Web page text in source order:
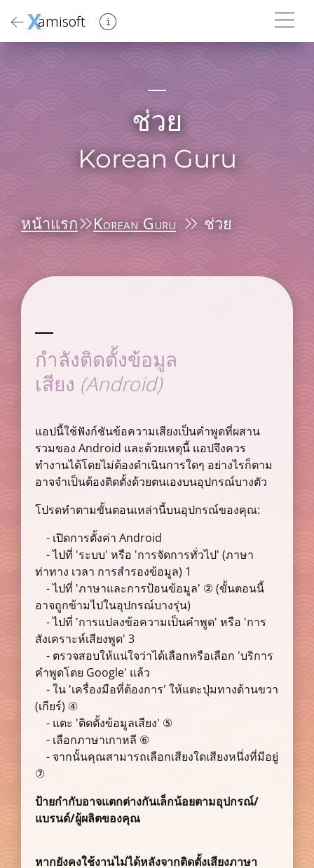
Xamisoft
ช่วย
Korean Guru
หน้าแรก Korean Guru ช่วย
กำลังติดตั้งข้อมูล
เสียง (Android)
แอปนี้ใช้ฟังก์ชันข้อความเสียงเป็นคำพูดที่ผสาน
รวมของ Android และด้วยเหตุนี้ แอปจึงควร
ทำงานได้โดยไม่ต้องดำเนินการใดๆ อย่างไรก็ตาม
อาจจำเป็นต้องติดตั้งด้วยตนเองบนอุปกรณ์บางตัว
โปรดทำตามขั้นตอนเหล่านี้บนอุปกรณ์ของคุณ:
- เปิดการตั้งค่า Android
- ไปที่ 'ระบบ' หรือ 'การจัดการทั่วไป' (ภาษา
ท่าทาง เวลา การสำรองข้อมูล) 1
- ไปที่ 'ภาษาและการป้อนข้อมูล' ② (ขั้นตอนนี้
อาจถูกข้ามไปในอุปกรณ์บางรุ่น)
- ไปที่ 'การแปลงข้อความเป็นคำพูด' หรือ 'การ
สังเคราะห์เสียงพูด' 3
- ตรวจสอบให้แน่ใจว่าได้เลือกหรือเลือก 'บริการ
คำพูดโดย Google' แล้ว
- ใน 'เครื่องมือที่ต้องการ' ให้แตะปุ่มทางด้านขวา
(เกียร์) ④
- แตะ 'ติดตั้งข้อมูลเสียง' ⑤
- เลือกภาษาเกาหลี ⑥
- จากนั้นคุณสามารถเลือกเสียงใดเสียงหนึ่งที่มีอยู่
⑦
ป้ายกำกับอาจแตกต่างกันเล็กน้อยตามอุปกรณ์/
แบรนด์/ผู้ผลิตของคุณ
หากยังคงใช้งานไม่ได้หลังจากติดตั้งเสียงภาษา